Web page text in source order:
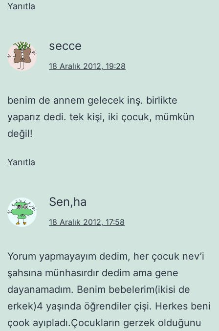
Yanıtla
secce
18 Aralık 2012, 19:28
benim de annem gelecek inş. birlikte
yaparız dedi. tek kişi, iki çocuk, mümkün
değil!
Yanıtla
Sen,ha
18 Aralık 2012, 17:58
Yorum yapmayayım dedim, her çocuk nev’i
şahsına münhasırdır dedim ama gene
dayanamadım. Benim bebelerim(ikisi de
erkek)4 yaşında öğrendiler çişi. Herkes beni
çook ayıpladı.Çocukların gerzek olduğunu